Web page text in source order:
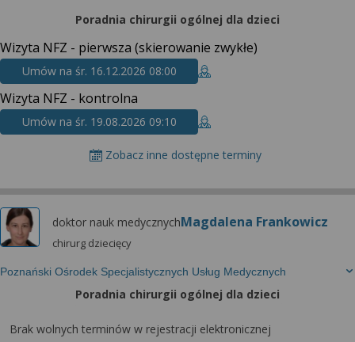
Poradnia chirurgii ogólnej dla dzieci
Wizyta NFZ - pierwsza (skierowanie zwykłe)
Umów na śr. 16.12.2026 08:00
Wizyta NFZ - kontrolna
Umów na śr. 19.08.2026 09:10
Zobacz inne dostępne terminy
doktor nauk medycznychMagdalena Frankowicz
chirurg dziecięcy
Poznański Ośrodek Specjalistycznych Usług Medycznych
Poradnia chirurgii ogólnej dla dzieci
Brak wolnych terminów w rejestracji elektronicznej